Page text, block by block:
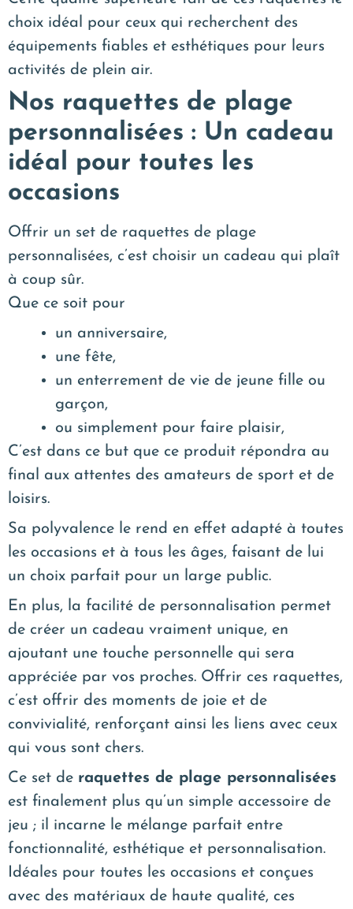
choix idéal pour ceux qui recherchent des
équipements fiables et esthétiques pour leurs
activités de plein air.
Nos raquettes de plage
personnalisées : Un cadeau
idéal pour toutes les
occasions
Offrir un set de raquettes de plage
personnalisées, c’est choisir un cadeau qui plaît
à coup sûr.
Que ce soit pour
un anniversaire,
une fête,
un enterrement de vie de jeune fille ou
garçon,
ou simplement pour faire plaisir,
C’est dans ce but que ce produit répondra au
final aux attentes des amateurs de sport et de
loisirs.
Sa polyvalence le rend en effet adapté à toutes
les occasions et à tous les âges, faisant de lui
un choix parfait pour un large public.
En plus, la facilité de personnalisation permet
de créer un cadeau vraiment unique, en
ajoutant une touche personnelle qui sera
appréciée par vos proches. Offrir ces raquettes,
c’est offrir des moments de joie et de
convivialité, renforçant ainsi les liens avec ceux
qui vous sont chers.
Ce set de raquettes de plage personnalisées
est finalement plus qu’un simple accessoire de
jeu ; il incarne le mélange parfait entre
fonctionnalité, esthétique et personnalisation.
Idéales pour toutes les occasions et conçues
avec des matériaux de haute qualité, ces